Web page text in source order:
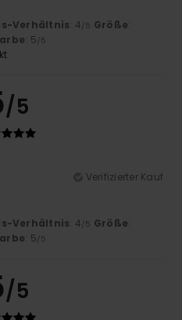
Verhältnis: 4 /5 Größe:
: 5 /5
/5
Verifizierter Kauf
Verhältnis: 4 /5 Größe:
: 5 /5
/5